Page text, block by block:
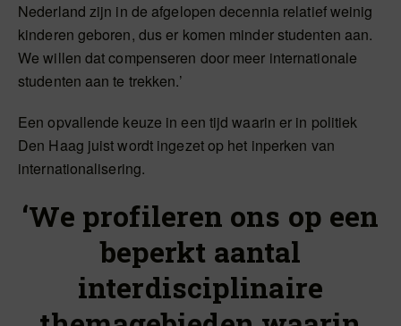
Nederland zijn in de afgelopen decennia relatief weinig
kinderen geboren, dus er komen minder studenten aan.
We willen dat compenseren door meer internationale
studenten aan te trekken.’
Een opvallende keuze in een tijd waarin er in politiek
Den Haag juist wordt ingezet op het inperken van
internationalisering.
‘We profileren ons op een
beperkt aantal
interdisciplinaire